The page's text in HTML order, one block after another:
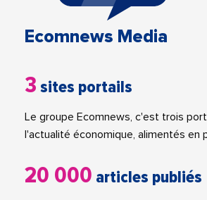
Ecomnews Media
3 sites portails
Le groupe Ecomnews, c'est trois
l'actualité économique, alimentés en
20 000 articles publiés